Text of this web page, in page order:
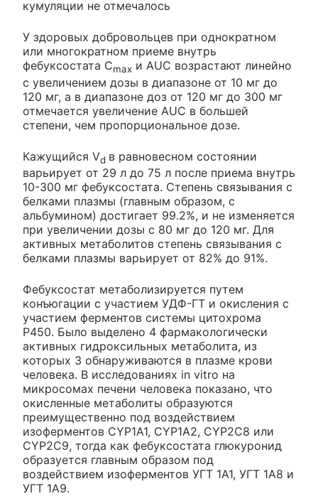
кумуляции не отмечалось
У здоровых добровольцев при однократном
или многократном приеме внутрь
фебуксостата Cmax и AUC возрастают линейно
с увеличением дозы в диапазоне от 10 мг до
120 мг, а в диапазоне доз от 120 мг до 300 мг
отмечается увеличение AUC в большей
степени, чем пропорциональное дозе.
Кажущийся Vd в равновесном состоянии
варьирует от 29 л до 75 л после приема внутрь
10-300 мг фебуксостата. Степень связывания с
белками плазмы (главным образом, с
альбумином) достигает 99.2%, и не изменяется
при увеличении дозы с 80 мг до 120 мг. Для
активных метаболитов степень связывания с
белками плазмы варьирует от 82% до 91%.
Фебуксостат метаболизируется путем
конъюгации с участием УДФ-ГТ и окисления с
участием ферментов системы цитохрома
Р450. Было выделено 4 фармакологически
активных гидроксильных метаболита, из
которых 3 обнаруживаются в плазме крови
человека. В исследованиях in vitro на
микросомах печени человека показано, что
окисленные метаболиты образуются
преимущественно под воздействием
изоферментов CYP1A1, CYP1A2, CYP2C8 или
CYP2C9, тогда как фебуксостата глюкуронид
образуется главным образом под
воздействием изоферментов УГТ 1А1, УГТ 1А8 и
УГТ 1А9.